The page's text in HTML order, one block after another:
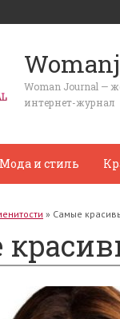
Woman Journal —
интернет-журнал
Мода и стиль
» Самые